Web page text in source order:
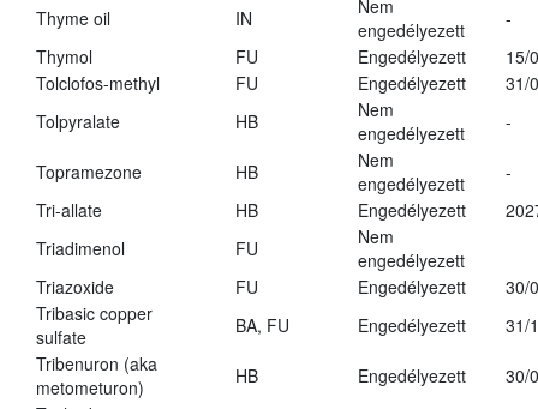
Thyme oil IN
Nem
engedélyezett
-
Thymol
FU Engedélyezett
15/
Tolclofos-methyl
FU Engedélyezett
31/
Tolpyralate
HB
Nem
engedélyezett
-
Topramezone HB
Nem
engedélyezett
-
Tri-allate
HB Engedélyezett
Triadimenol
FU
Nem
engedélyezett
Triazoxide
FU Engedélyezett
30/
Tribasic copper
sulfate
BA, FU Engedélyezett
31/
Tribenuron (aka
metometuron)
HB Engedélyezett
30/